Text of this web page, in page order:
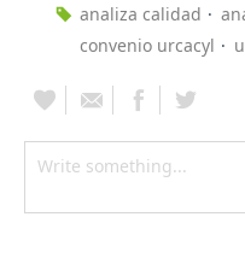
analiza calidad
convenio urcacyl